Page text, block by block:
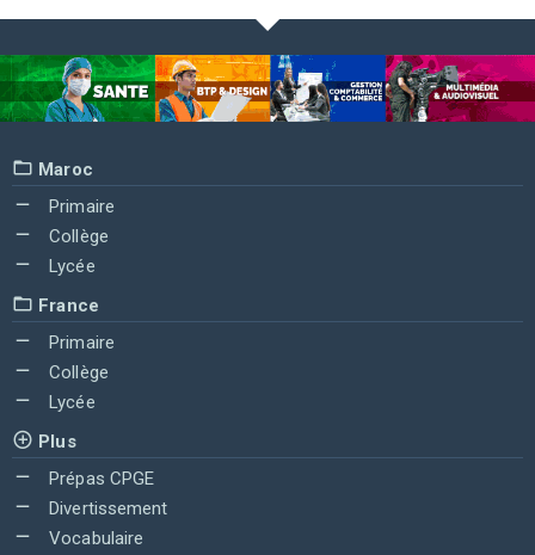
Maroc
Primaire
Collège
Lycée
France
Primaire
Collège
Lycée
Plus
Prépas CPGE
Divertissement
Vocabulaire